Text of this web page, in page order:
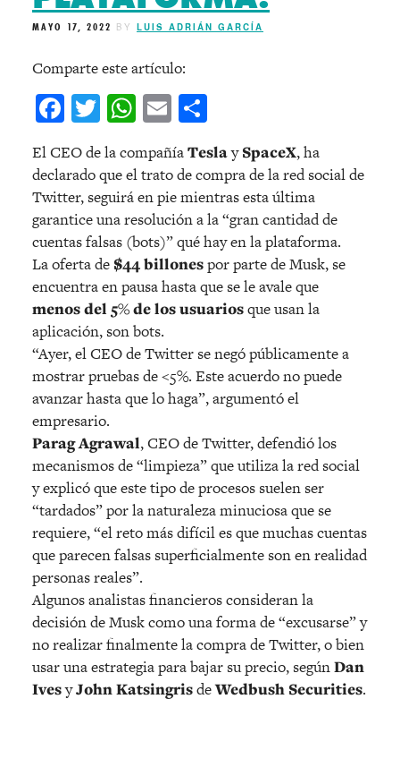
MAYO 17, 2022 BY LUIS ADRIÁN GARCÍA
Comparte este artículo:
Facebook
Twitter
WhatsApp
Email
El CEO de la compañíaTeslaySpaceX, ha
declarado que el trato de compra de la red social de
Twitter, seguirá en pie mientras esta última
garantice una resolución a la “gran cantidad de
cuentas falsas (bots)” qué hay en la plataforma.
La oferta de $44 billonespor parte de Musk, se
encuentra en pausa hasta que se le avale que
menos del 5% de los usuariosque usan la
aplicación, son bots.
“Ayer, el CEO de Twitter se negó públicamente a
mostrar pruebas de <5%. Este acuerdo no puede
avanzar hasta que lo haga”, argumentó el
empresario.
Parag Agrawal, CEO de Twitter, defendió los
mecanismos de “limpieza” que utiliza la red social
y explicó que este tipo de procesos suelen ser
“tardados” por la naturaleza minuciosa que se
requiere, “el reto más difícil es que muchas cuentas
que parecen falsas superficialmente son en realidad
personas reales”.
Algunos analistas financieros consideran la
decisión de Musk como una forma de “excusarse” y
no realizar finalmente la compra de Twitter, o bien
usar una estrategia para bajar su precio, segúnDan
IvesyJohn KatsingrisdeWedbush Securities.